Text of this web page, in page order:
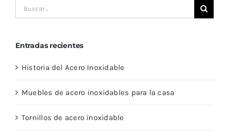
Buscar:
Entradas recientes
Historia del Acero Inoxidable
Muebles de acero inoxidables para la casa
Tornillos de acero inoxidable